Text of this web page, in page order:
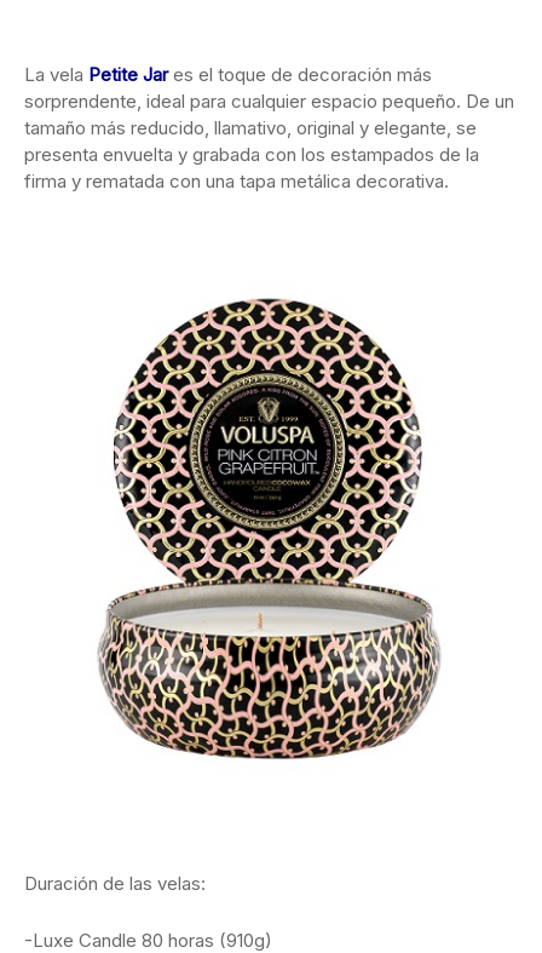
La vela Petite Jares el toque de decoración más
sorprendente, ideal para cualquier espacio pequeño. De un
tamaño más reducido, llamativo, original y elegante, se
presenta envuelta y grabada con los estampados de la
firma y rematada con una tapa metálica decorativa.
Duración de las velas:
-Luxe Candle 80 horas (910g)